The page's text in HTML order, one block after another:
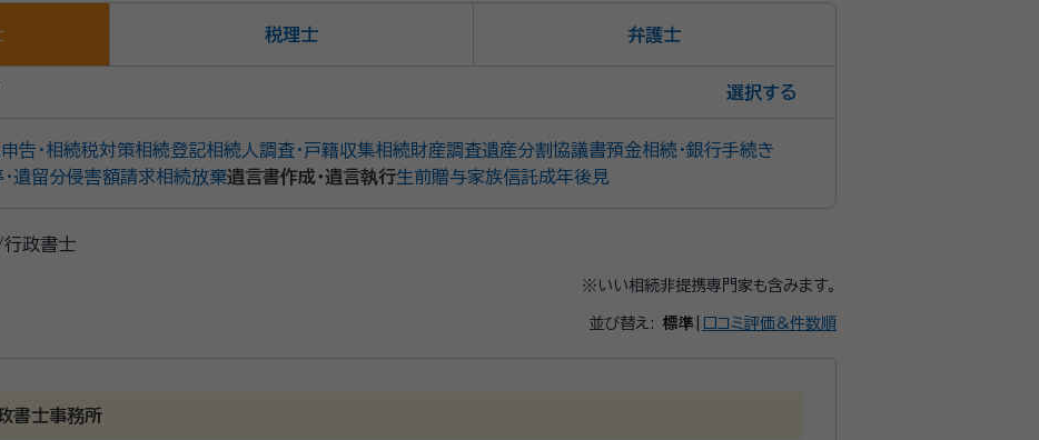
税理士 弁護士
選択
告・相続税対策相続登記相続人調査・戸籍収集相続財産調査遺産分割協議書預金相続・銀行手続き
・遺留分侵害額請求相続放棄遺言書作成・遺言執行生前贈与家族信託成年後見
政書士
※いい相続非提携専門家も含みます。
並び替え: 標準 口コミ評価&件数順
書士事務所